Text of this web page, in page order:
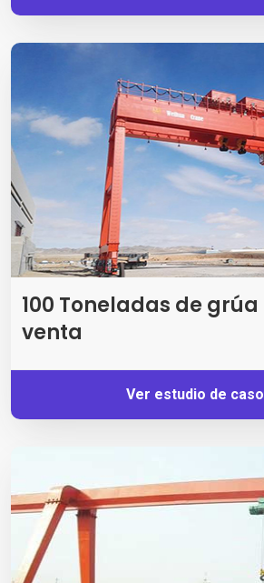
100 Toneladas de
venta
Ver estudio de caso